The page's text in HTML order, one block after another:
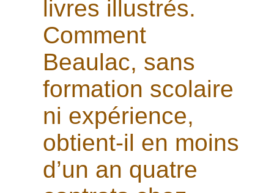
livres illustrés.
Comment
Beaulac, sans
formation scolaire
ni expérience,
obtient-il en moins
d’un an quatre